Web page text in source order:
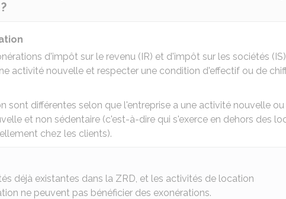
d'impôt sur le revenu (IR) et d'impôt sur les sociétés
activité nouvelle et respecter une condition d'effectif ou de
sont différentes selon que l'entreprise a une activité nouvelle ou
et non sédentaire (c'est-à-dire qui s'exerce en dehors des
chez les clients).
déjà existantes dans la ZRD, et les activités de location
ne peuvent pas bénéficier des exonérations.